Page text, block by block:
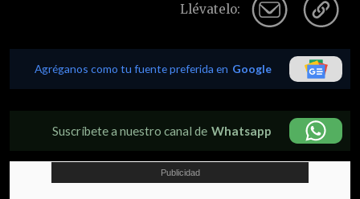
Llévatelo:
Agréganos como tu fuente preferida en Google
Suscríbete a nuestro canal de Whatsapp